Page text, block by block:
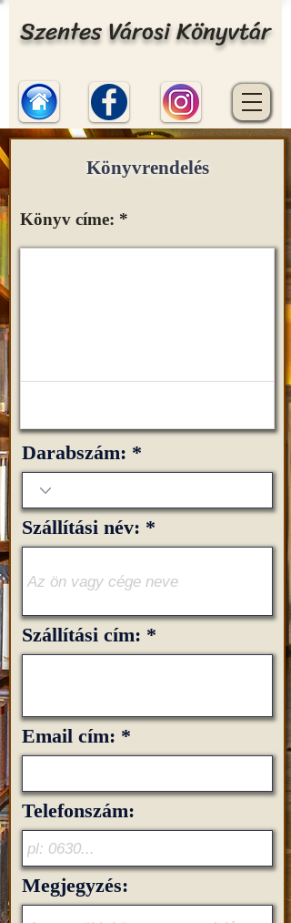
Szentes Városi Könyvtár
Könyvrendelés
Könyv címe: *
Darabszám:
Szállítási név:
Szállítási cím:
Email cím:
Telefonszám:
Megjegyzés: